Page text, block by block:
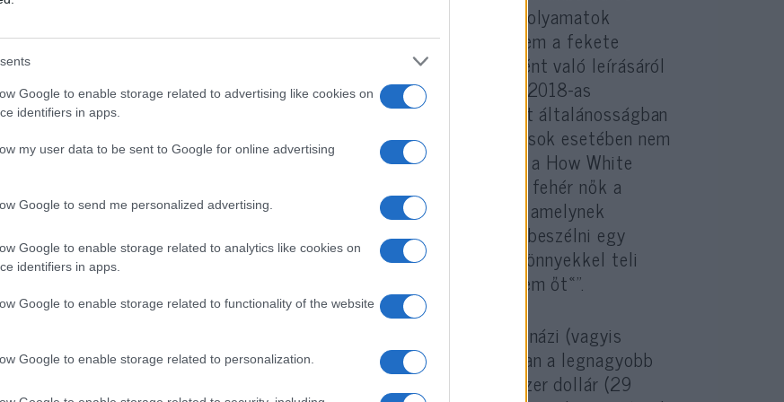
Google to enable storage related to advertising like cookies on
identifiers in apps.
my user data to be sent to Google for online advertising
Google to send me personalized advertising.
Google to enable storage related to analytics like cookies on
identifiers in apps.
Google to enable storage related to functionality of the website
Google to enable storage related to personalization.
nagyon is van tartalma. A szerző szerint ezen folyamatok
részének alapja a „kritikai fehérség tanulmányok”, melyek már nem a fekete
népszerűsítéséről, hanem a többségi kultúra eredendően rosszként való leírásáról
Meghökkentő részleteket idéz a szerző például a brit Guardian 2018-as
„A megtorlás eme új korszakában tökéletesen elfogadottá vált általánosságban
fehéreket – és még fehér nőket is – olyan bűnökkel, amelyek mások esetében nem
annak. Így aztán a The Guardian helyesnek látta közölni a How White
Use Strategic Tears to Avoid Accountability (Hogyan kerülik el a fehér nők a
vonást könnyeik stratégiai alkalmazása révén) című cikket, amelynek
arról panaszkodik, hogy »nem egy esetben, amikor megkísérlek beszélni egy
egy engem hátrányosan érintő kijelentéséről vagy tettéről, könnyekkel teli
találkozom, és sértett vádaskodással, miszerint megsértettem őt«”.
hogyan érinti ez a zsidókat? Az amerikai zsidóság 95%-ka askenázi (vagyis
A Pew 2014-es felmérése szerint az amerikai zsidóság körében van a legnagyobb
(44%) azon családoknak, akiknek az éves bruttó jövedelme 100 ezer dollár (29